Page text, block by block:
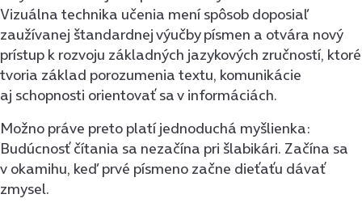
Vizuálna technika učenia mení spôsob doposiaľ
zaužívanej štandardnej výučby písmen a otvára nový
prístup k rozvoju základných jazykových zručností, ktoré
tvoria základ porozumenia textu, komunikácie
aj schopnosti orientovať sa v informáciách.
Možno práve preto platí jednoduchá myšlienka:
Budúcnosť čítania sa nezačína pri šlabikári. Začína sa
v okamihu, keď prvé písmeno začne dieťaťu dávať
zmysel.